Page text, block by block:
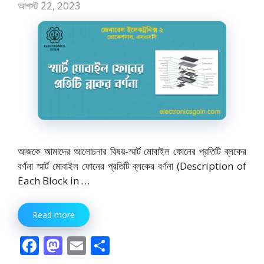
আগস্ট 22, 2023
আজকে আমাদের আলোচনার বিষয়-স্মার্ট মোবাইল ফোনের প্রতিটি ব্লকের
বর্ণনা স্মার্ট মোবাইল ফোনের প্রতিটি ব্লকের বর্ণনা (Description of
Each Block in …
Read more
F M E